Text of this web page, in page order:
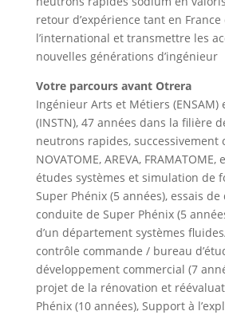
retour d’expérience tant en France
l’international et transmettre les
nouvelles générations d’ingénieur
Votre parcours avant Otrera
Ingénieur Arts et Métiers (ENSAM)
(INSTN), 47 années dans la filière
neutrons rapides, successivement
NOVATOME, AREVA,
études systèmes et simulation de
Super Phénix (5 années), essais
conduite de Super Phénix (5
d’un département systèmes
contrôle commande / bureau
développement commercial (7
projet de la rénovation et
Phénix (10 années), Support à